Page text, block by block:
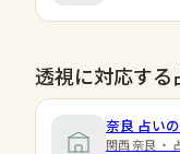
透視に対応する
奈良 占い
関西 奈良 ・